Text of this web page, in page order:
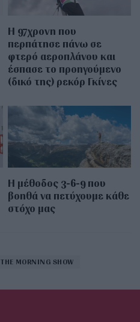
Η 97χρονη που
περπάτησε πάνω σε
φτερό αεροπλάνου και
έσπασε το προηγούμενο
(δικό της) ρεκόρ Γκίνες
Η μέθοδος 3-6-9 που
βοηθά να πετύχουμε κάθε
στόχο μας
THE MORNING SHOW